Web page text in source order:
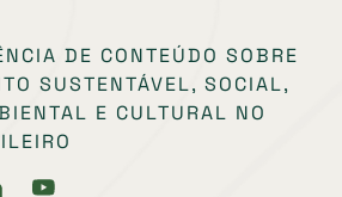
DE CONTEÚDO SOBRE
SUSTENTÁVEL, SOCIAL,
E CULTURAL NO